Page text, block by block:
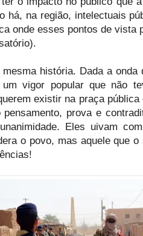
há, na região, intelectuais
onde esses pontos de vista
história. Dada a
um vigor popular que não
existir na praça
prova e
Eles uivam
o povo, mas aquele que